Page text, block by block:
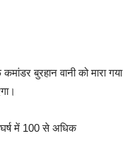
बुरहान वानी को मारा गया
में 100 से अधिक